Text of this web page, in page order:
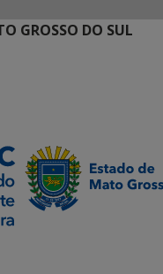
GROSSO DO SUL